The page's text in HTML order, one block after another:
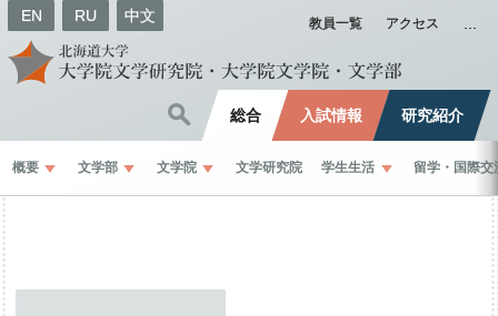
EN RU 中文 教員一覧 アクセス
総合 入試情報 研究紹介
概要 文学部 文学院 文学研究院 学生生活 留学 ・ 国際交